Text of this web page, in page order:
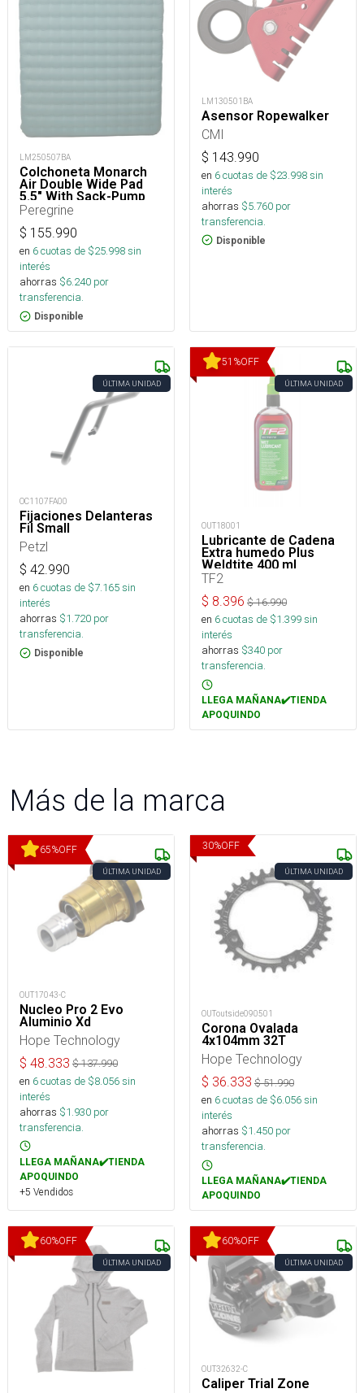
LM250507BA
Colchoneta Monarch
Air Double Wide Pad
5.5" With Sack-Pump
Peregrine
$ 155.990
en 6cuotas de $25.998sin
interés
ahorras $6.240 por
transferencia.
Disponible
LM130501BA
Asensor Ropewalker
CMI
$ 143.990
en 6cuotas de $23.998sin
interés
ahorras $5.760 por
transferencia.
Disponible
ÚLTIMA UNIDAD
OC1107FA00
Fijaciones Delanteras
Fil Small
Petzl
$ 42.990
en 6cuotas de $7.165sin
interés
ahorras $1.720 por
transferencia.
Disponible
51 %OFF
ÚLTIMA UNIDAD
OUT18001
Lubricante de Cadena
Extra humedo Plus
Weldtite 400 ml
TF2
$ 8.396 $16.990
en 6cuotas de $1.399sin
interés
ahorras $340 por
transferencia.
LLEGA MAÑANA✔️TIENDA
APOQUINDO
Más de la marca
65%OFF
ÚLTIMA UNIDAD
OUT17043-C
Nucleo Pro 2 Evo
Aluminio Xd
Hope Technology
$ 48.333 $137.990
en 6cuotas de $8.056sin
interés
ahorras $1.930 por
transferencia.
LLEGA MAÑANA✔️TIENDA
APOQUINDO
+5 Vendidos
30%OFF
ÚLTIMA UNIDAD
OUToutside090501
Corona Ovalada
4x104mm 32T
Hope Technology
$ 36.333 $51.990
en 6cuotas de $6.056sin
interés
ahorras $1.450 por
transferencia.
LLEGA MAÑANA✔️TIENDA
APOQUINDO
60%OFF
ÚLTIMA UNIDAD
60%OFF
ÚLTIMA UNIDAD
OUT32632-C
Caliper Trial Zone